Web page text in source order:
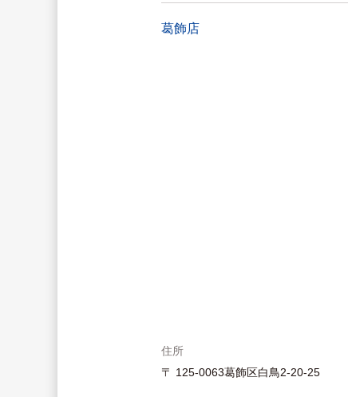
葛飾店
住所
〒 125-0063葛飾区白鳥2-20-25